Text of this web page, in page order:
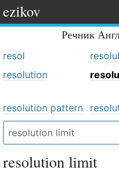
ezikov
Речник
resol
resolution
resolution pattern
resolution limit